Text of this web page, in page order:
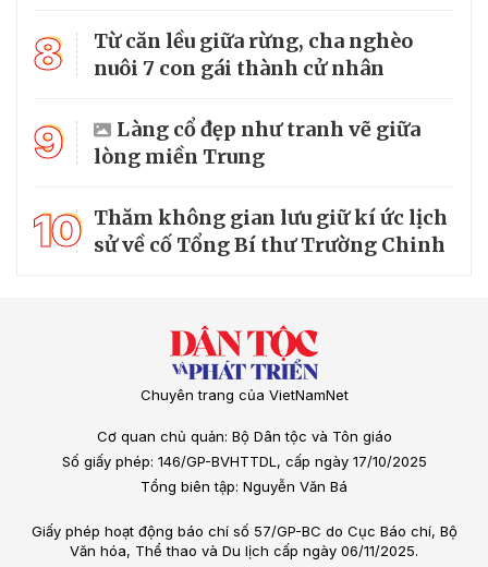
8
Từ căn lều giữa rừng, cha nghèo
nuôi 7 con gái thành cử nhân
9
Làng cổ đẹp như tranh vẽ giữa
lòng miền Trung
10 Thăm không gian lưu giữ kí ức lịch
sử về cố Tổng Bí thư Trường Chinh
Chuyên trang của VietNamNet
Cơ quan chủ quản: Bộ Dân tộc và Tôn giáo
Số giấy phép: 146/GP-BVHTTDL, cấp ngày 17/10/2025
Tổng biên tập: Nguyễn Văn Bá
Giấy phép hoạt động báo chí số 57/GP-BC do Cục Báo chí, Bộ
Văn hóa, Thể thao và Du lịch cấp ngày 06/11/2025.